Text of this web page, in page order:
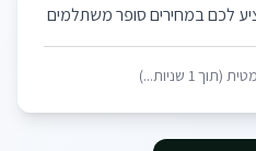
לכם במחירים סופר משתלמים
(תוך 1 שניות...)